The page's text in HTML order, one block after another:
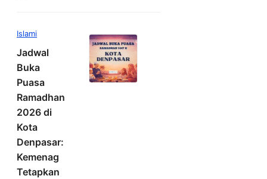
Islami
Jadwal
Buka
Puasa
Ramadhan
2026 di
Kota
Denpasar:
Kemenag
Tetapkan